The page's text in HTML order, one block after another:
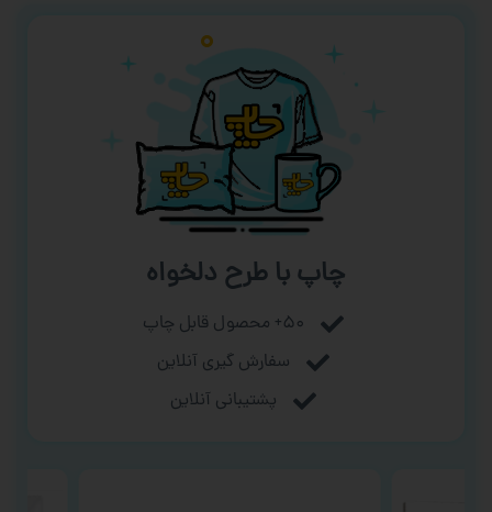
چاپ با طرح دلخواه
۵۰+ محصول قابل چاپ
سفارش گیری آنلاین
پشتیبانی آنلاین